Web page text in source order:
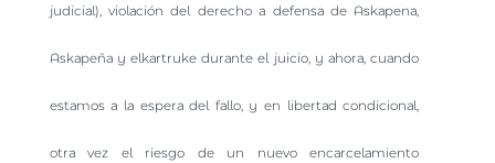
judicial), violación del derecho a defensa de Askapena,
Askapeña y elkartruke durante el juicio, y ahora, cuando
estamos a la espera del fallo, y en libertad condicional,
otra vez el riesgo de un nuevo encarcelamiento